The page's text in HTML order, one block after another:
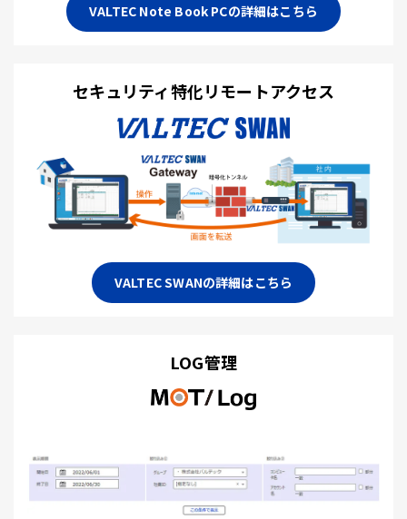
VALTEC Note Book PCの詳細はこちら
セキュリティ特化リモートアクセス
VALTEC SWANの詳細はこちら
LOG管理